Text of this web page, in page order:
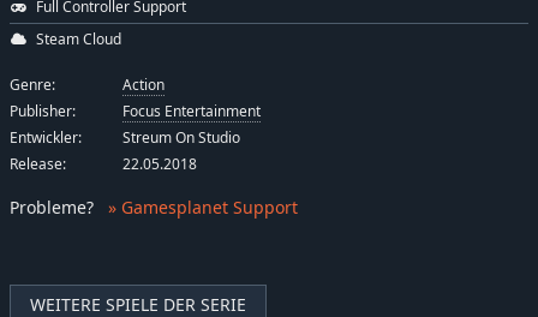
WEITERE SPIELE DER SERIE
Full Controller Support
Steam Cloud
Genre:
Action
Publisher:
Focus Entertainment
Entwickler:
Streum On Studio
Release:
22.05.2018
Probleme? » Gamesplanet Support